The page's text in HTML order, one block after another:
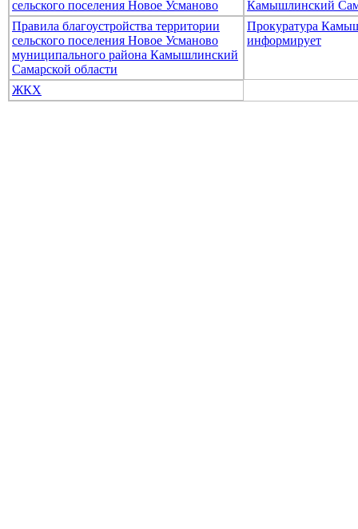
сельского поселения Новое Усманово
Камышлинский
Правила благоустройства территории
сельского поселения Новое Усманово
муниципального района Камышлинский
Самарской области
Прокуратура
информирует
ЖКХ